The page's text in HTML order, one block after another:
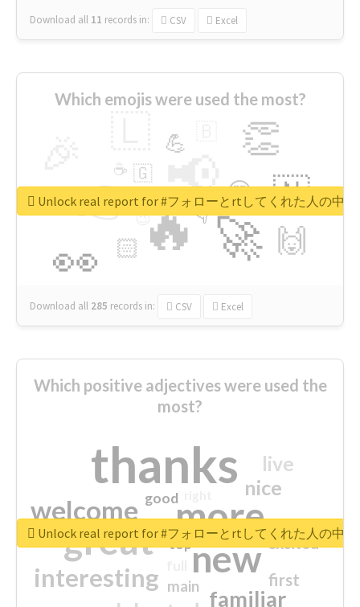
Download all 11 records in: CSV Excel
Which emojis were used the most?
🔥
👉 📢
🚀
👀
👏
🇳
🙌
😍
🏻
💪
👇
🇬
🔷
☕
😉
🎡
Download all 285 records in: CSV Excel
Unlock real report for #フォローとrtしてくれた人の中
Which positive adjectives were used the
most?
thanks
more
great new
welcome
interesting
familiar
nice
live
first
excited
main
good
top
Unlock real report for #フォローとrtしてくれた人の中